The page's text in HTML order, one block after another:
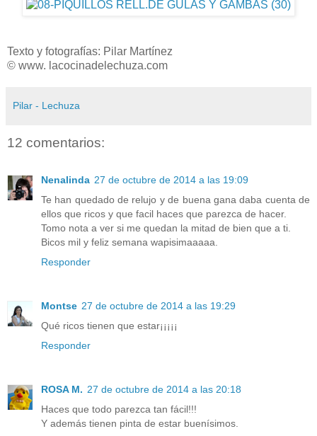
Texto y fotografías: Pilar Martínez
© www. lacocinadelechuza.com
Pilar - Lechuza
12 comentarios:
Nenalinda 27 de octubre de 2014 a las 19:09
Te han quedado de relujo y de buena gana daba cuenta de
ellos que ricos y que facil haces que parezca de hacer.
Tomo nota a ver si me quedan la mitad de bien que a ti.
Bicos mil y feliz semana wapisimaaaaa.
Responder
Montse 27 de octubre de 2014 a las 19:29
Qué ricos tienen que estar¡¡¡¡¡
Responder
ROSA M. 27 de octubre de 2014 a las 20:18
Haces que todo parezca tan fácil!!!
Y además tienen pinta de estar buenísimos.